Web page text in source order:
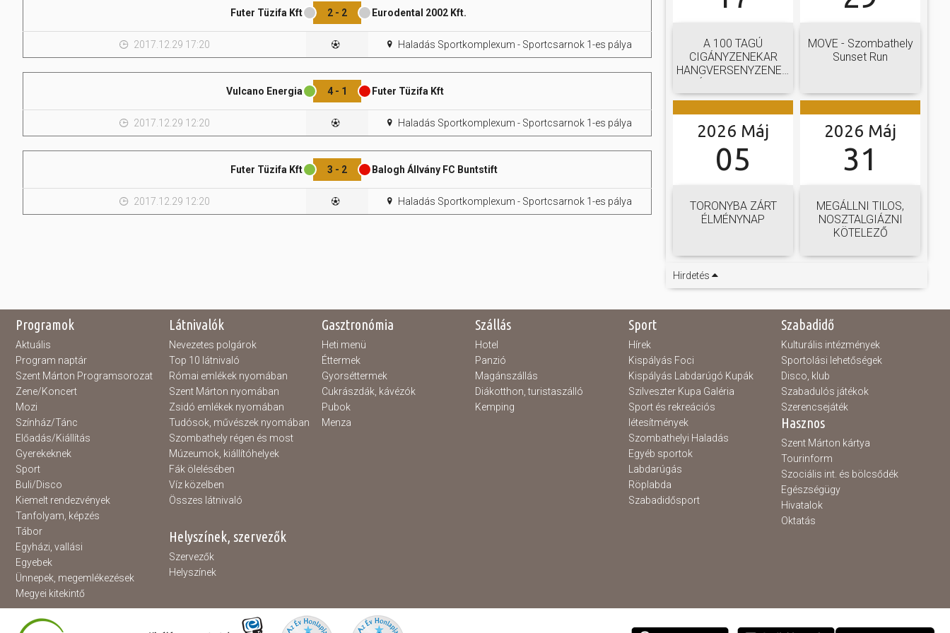
A 100 TAGÚ
CIGÁNYZENEKAR
HANGVERSENYZENEKARI
MOVE - Szombathely
Sunset Run
2026 Máj
05
TORONYBA ZÁRT
ÉLMÉNYNAP
2026 Máj
31
MEGÁLLNI TILOS,
NOSZTALGIÁZNI
KÖTELEZŐ
Hirdetés
Futer Tüzifa Kft 2 - 2 Eurodental 2002 Kft.
2017.12.29 17:20 Haladás Sportkomplexum - Sportcsarnok 1-es pálya
Vulcano Energia 4 - 1 Futer Tüzifa Kft
2017.12.29 12:20 Haladás Sportkomplexum - Sportcsarnok 1-es pálya
Futer Tüzifa Kft 3 - 2 Balogh Állvány FC Buntstift
2017.12.29 12:20 Haladás Sportkomplexum - Sportcsarnok 1-es pálya
Programok
Aktuális
Program naptár
Szent Márton Programsorozat
Zene/Koncert
Mozi
Színház/Tánc
Előadás/Kiállítás
Gyerekeknek
Sport
Buli/Disco
Kiemelt rendezvények
Tanfolyam, képzés
Tábor
Egyházi, vallási
Egyebek
Ünnepek, megemlékezések
Megyei kitekintő
Látnivalók
Nevezetes polgárok
Top 10 látnivaló
Római emlékek nyomában
Szent Márton nyomában
Zsidó emlékek nyomában
Tudósok, művészek nyomában
Szombathely régen és most
Múzeumok, kiállítóhelyek
Fák ölelésében
Víz közelben
Összes látnivaló
Gasztronómia
Heti menü
Éttermek
Gyorséttermek
Cukrászdák, kávézók
Pubok
Menza
Szállás
Hotel
Panzió
Magánszállás
Diákotthon, turistaszálló
Kemping
Sport
Hírek
Kispályás Foci
Kispályás Labdarúgó Kupák
Szilveszter Kupa Galéria
Sport és rekreációs
létesítmények
Szombathelyi Haladás
Egyéb sportok
Labdarúgás
Röplabda
Szabadidősport
Szabadidő
Kulturális intézmények
Sportolási lehetőségek
Disco, klub
Szabadulós játékok
Szerencsejáték
Hasznos
Szent Márton kártya
Tourinform
Szociális int. és bölcsődék
Egészségügy
Hivatalok
Oktatás
Helyszínek, szervezők
Szervezők
Helyszínek